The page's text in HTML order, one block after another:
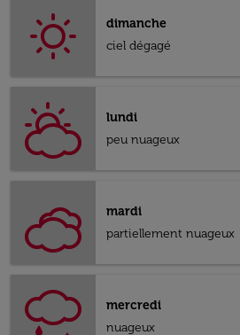
dimanche
ciel dégagé
lundi
peu nuageux
mardi
partiellement nuageux
mercredi
nuageux